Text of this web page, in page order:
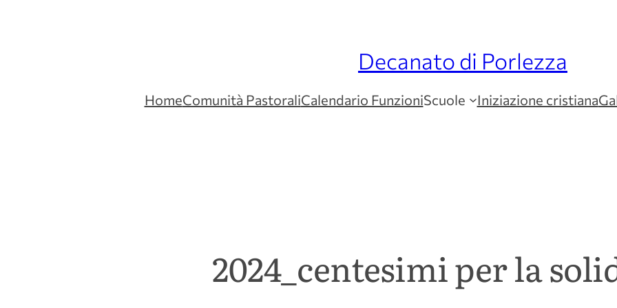
Decanato di Porlezza
HomeComunità PastoraliCalendario FunzioniScuole Iniziazione cristiana
2024_centesimi per la